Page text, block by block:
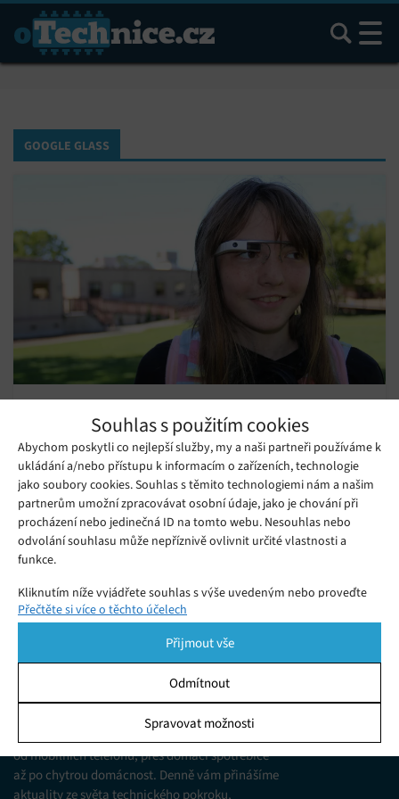
Souhlas s použitím cookies
Abychom poskytli co nejlepší služby, my a naši partneři používáme k
ukládání a/nebo přístupu k informacím o zařízeních, technologie
jako soubory cookies. Souhlas s těmito technologiemi nám a našim
partnerům umožní zpracovávat osobní údaje, jako je chování při
procházení nebo jedinečná ID na tomto webu. Nesouhlas nebo
odvolání souhlasu může nepříznivě ovlivnit určité vlastnosti a
funkce.
Kliknutím níže vyjádřete souhlas s výše uvedeným nebo proveďte
podrobnější rozhodnutí. Vaše volby budou použity pouze na tomto
pomocí přepínačů v Zásadách cookies nebo kliknutím na tlačítko
Spravovat souhlas ve spodní části obrazovky.
Ukládání a/nebo přístup k informacím v zařízení, Porozumění
publiku prostřednictvím statistik nebo kombinací údajů z
různých zdrojů.
Přečtěte si více o těchto účelech
Přijmout vše
Odmítnout
Spravovat možnosti
Hledat
GOOGLE GLASS
Superpower Glass pomáhají zmírňovat
dopady autismu
Sobota 04. 08. 2018 Redakce
Chytré brýle Google Glass se nikdy nestaly velkým hitem mezi
uživateli, mohly by se však ve spojení se správným
programem, stát užitečným nástrojem pro děti trpící
autismem.
Jsme web zajímající se o technologické novinky
od mobilních telefonů, přes domácí spotřebiče
až po chytrou domácnost. Denně vám přinášíme
aktuality ze světa technického pokroku,